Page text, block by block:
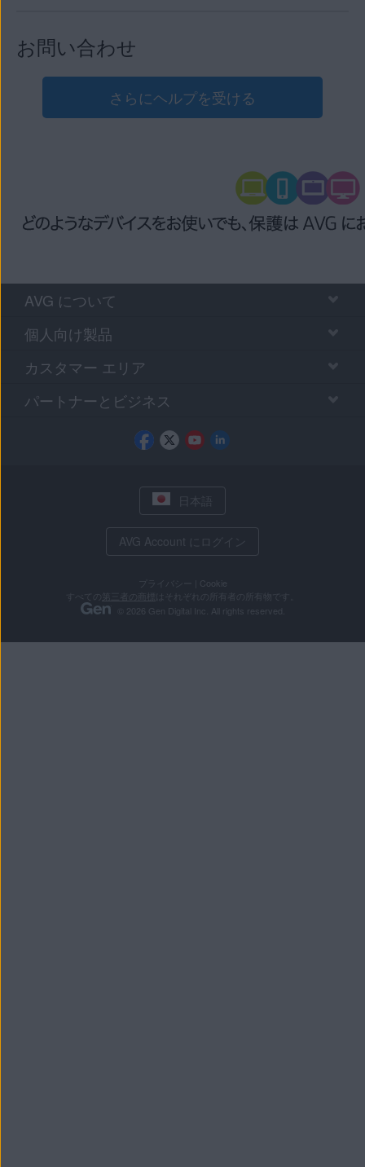
お問い合わせ
さらにヘルプを受ける
AVG について
個人向け製品
カスタマー エリア
パートナーとビジネス
日本語
AVG Account にログイン
プライバシー
Cookie
第三者の商標
はそれぞれの所有者の所有物です。
© 2026 Gen Digital Inc. All rights reserved.